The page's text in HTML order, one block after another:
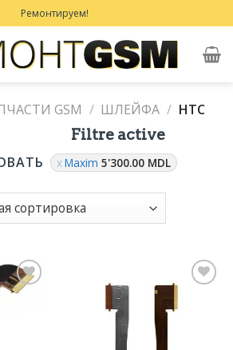
Ремонтируем!
GSM / ШЛЕЙФА / HTC
Filtre active
Maxim5'300.00 MDL